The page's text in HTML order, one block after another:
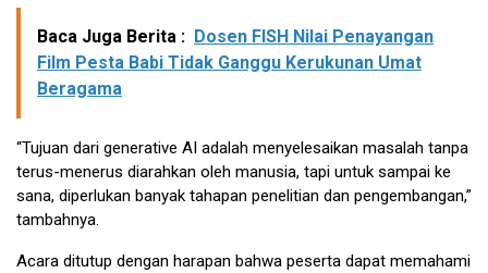
Baca Juga Berita : Dosen FISH Nilai Penayangan
Film Pesta Babi Tidak Ganggu Kerukunan Umat
Beragama
“Tujuan dari generative AI adalah menyelesaikan masalah tanpa
terus-menerus diarahkan oleh manusia, tapi untuk sampai ke
sana, diperlukan banyak tahapan penelitian dan pengembangan,”
tambahnya.
Acara ditutup dengan harapan bahwa peserta dapat memahami